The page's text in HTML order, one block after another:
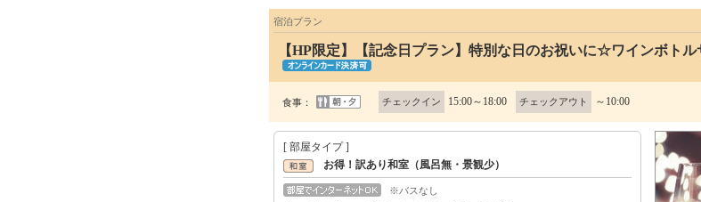
宿泊プラン
【HP限定】【記念日プラン】特別な日のお祝いに☆ワインボト
食事： チェックイン 15:00～18:00 チェックアウト ～10:00
[ 部屋タイプ ]
お得！訳あり和室（風呂無・景観少）
※バスなし